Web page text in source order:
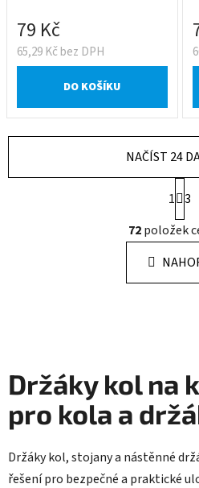
65,29 Kč bez DPH
79 Kč
DO KOŠÍKU
O
v
l
á
d
v
k
y
v
ý
p
NAČÍST 24
S
t
r
á
n
k
1 3
72položek
Držáky kol na
pro kola a
Držáky kol, stojany a nástěnné
řešení pro bezpečné a praktické